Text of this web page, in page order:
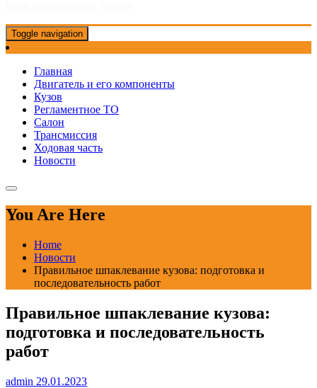
Toggle navigation
Главная
Двигатель и его компоненты
Кузов
Регламентное ТО
Салон
Трансмиссия
Ходовая часть
Новости
You Are Here
Home
Новости
Правильное шпаклевание кузова: подготовка и
последовательность работ
Правильное шпаклевание кузова:
подготовка и последовательность
работ
admin 29.01.2023